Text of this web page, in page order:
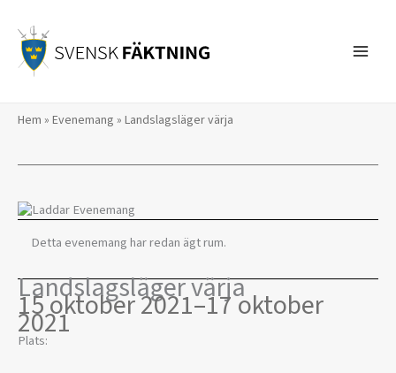
innehåll
Hem » Evenemang » Landslagsläger värja
Detta evenemang har redan ägt rum.
Landslagsläger värja
15 oktober 2021–17 oktober
2021
Plats: